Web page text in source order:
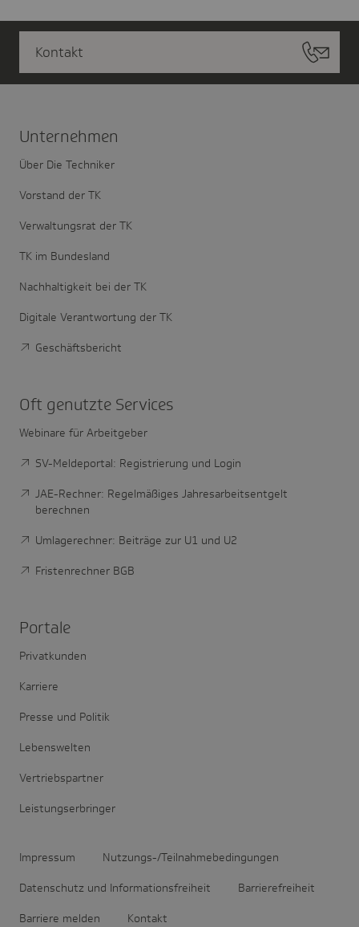
Kontakt
Unter­nehmen
Über Die Techniker
Vorstand der TK
Verwaltungsrat der TK
TK im Bundesland
Nachhaltigkeit bei der TK
Digitale Verantwortung der TK
Geschäftsbericht
Oft genutzte Services
Webinare für Arbeitgeber
SV-Meldeportal: Registrierung und Login
JAE-Rechner: Regelmäßiges Jahresarbeitsentgelt
berechnen
Umlagerechner: Beiträge zur U1 und U2
Fristenrechner BGB
Portale
Privatkunden
Karriere
Presse und Politik
Lebenswelten
Vertriebspartner
Leistungserbringer
Impressum Nutzungs-/Teilnahmebedingungen
Datenschutz und Informationsfreiheit Barrierefreiheit
Barriere melden Kontakt